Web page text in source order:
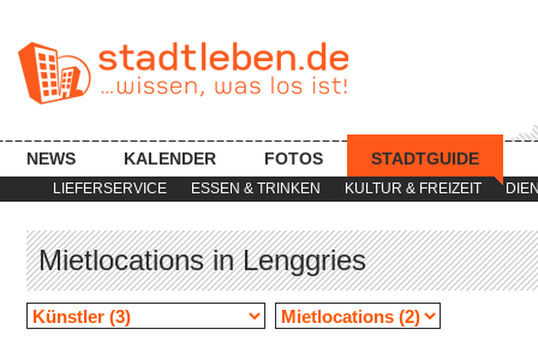
LIEFERSERVICE ESSEN & TRINKEN KULTUR & FREIZEIT
NEWS KALENDER FOTOS STADTGUIDE
Mietlocations in Lenggries